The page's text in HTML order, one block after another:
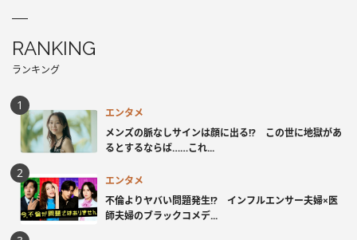
RANKING
ランキング
エンタメ
メンズの脈なしサインは顔に出る!? この世に地獄があ
るとするならば……これ...
エンタメ
不倫よりヤバい問題発生!? インフルエンサー夫婦×医
師夫婦のブラックコメデ...